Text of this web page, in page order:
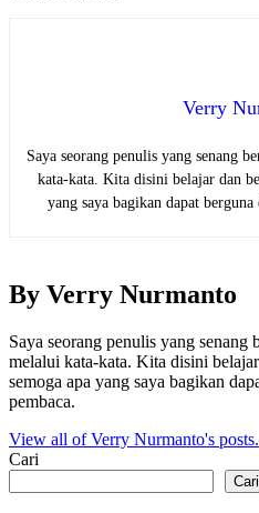
Verry
Saya seorang penulis yang senang
kata-kata. Kita disini belajar dan
yang saya bagikan dapat
By Verry Nurmanto
Saya seorang penulis yang senang
melalui kata-kata. Kita disini
semoga apa yang saya bagikan
pembaca.
View all of Verry Nurmanto's posts.
Cari
Cari